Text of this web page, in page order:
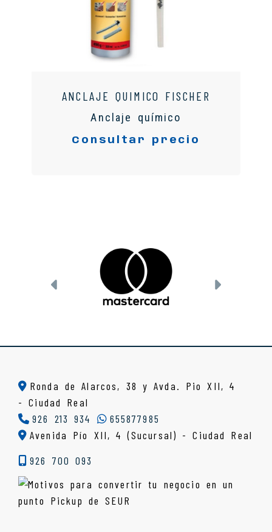
ANCLAJE QUIMICO FISCHER
Anclaje químico
Consultar precio
Anterior
Ronda de Alarcos, 38 y Avda. Pio XII, 4
-Ciudad Real
926 213 934
655877985
Avenida Pío XII, 4 (Sucursal) - Ciudad Real
926 700 093